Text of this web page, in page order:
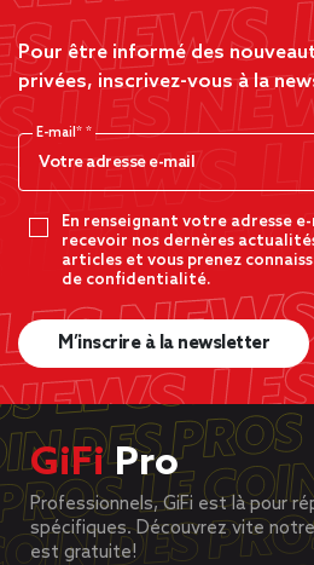
Pour être informé des
privées, inscrivez-vous à la
E-mail*
En renseignant votre adresse
recevoir nos dernères
articles et vous prenez
de confidentialité.
M’inscrire à la newsletter
GiFiPro
Professionnels, GiFi est là pour
spécifiques. Découvrez vite
est gratuite!